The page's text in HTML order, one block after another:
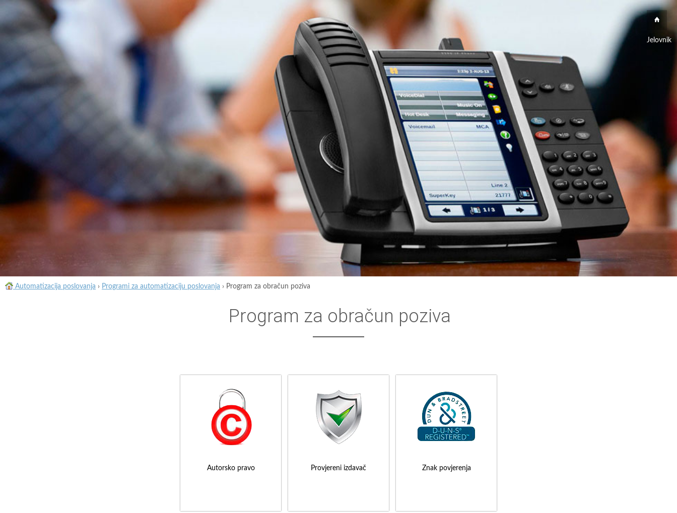
Jelovnik
Automatizacija poslovanja › Programi za automatizaciju poslovanja › Program za obračun poziva
Program za obračun poziva
Autorsko pravo Provjereni izdavač Znak povjerenja